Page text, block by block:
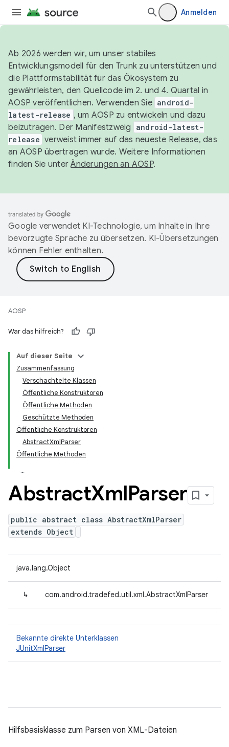
Anmelden
Ab 2026 werden wir, um unser stabiles
Entwicklungsmodell für den Trunk zu unterstützen und
die Plattformstabilität für das Ökosystem zu
gewährleisten, den Quellcode im 2. und 4. Quartal in
AOSP veröffentlichen. Verwenden Sie android-
latest-release , um AOSP zu entwickeln und dazu
beizutragen. Der Manifestzweig
android-latest-
release verweist immer auf das neueste Release, das
an AOSP übertragen wurde. Weitere Informationen
finden Sie unterÄnderungen an AOSP.
Google verwendet KI-Technologie, um Inhalte in Ihre
bevorzugte Sprache zu übersetzen. KI-Übersetzungen
können Fehler enthalten.
AOSP
War das hilfreich?
Auf dieser Seite
Zusammenfassung
Verschachtelte Klassen
Öffentliche Konstruktoren
Öffentliche Methoden
Geschützte Methoden
Öffentliche Konstruktoren
AbstractXmlParser
Öffentliche Methoden
AbstractXmlParser
public abstract class AbstractXmlParser
extends Object
java.lang.Object
↳ com.android.tradefed.util.xml.AbstractXmlParser
Bekannte direkte Unterklassen
JUnitXmlParser
Hilfsbasisklasse zum Parsen von XML-Dateien